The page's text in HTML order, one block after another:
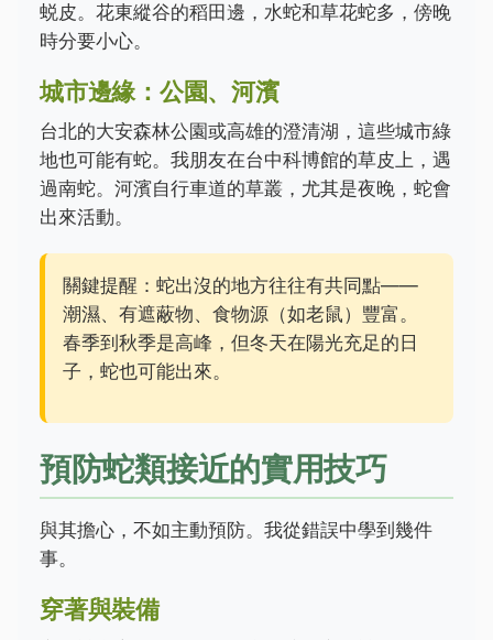
蜕皮。花東縱谷的稻田邊，水蛇和草花蛇多，傍晚
時分要小心。
城市邊緣：公園、河濱
台北的大安森林公園或高雄的澄清湖，這些城市綠
地也可能有蛇。我朋友在台中科博館的草皮上，遇
過南蛇。河濱自行車道的草叢，尤其是夜晚，蛇會
出來活動。
關鍵提醒：蛇出沒的地方往往有共同點——
潮濕、有遮蔽物、食物源（如老鼠）豐富。
春季到秋季是高峰，但冬天在陽光充足的日
子，蛇也可能出來。
預防蛇類接近的實用技巧
與其擔心，不如主動預防。我從錯誤中學到幾件
事。
穿著與裝備